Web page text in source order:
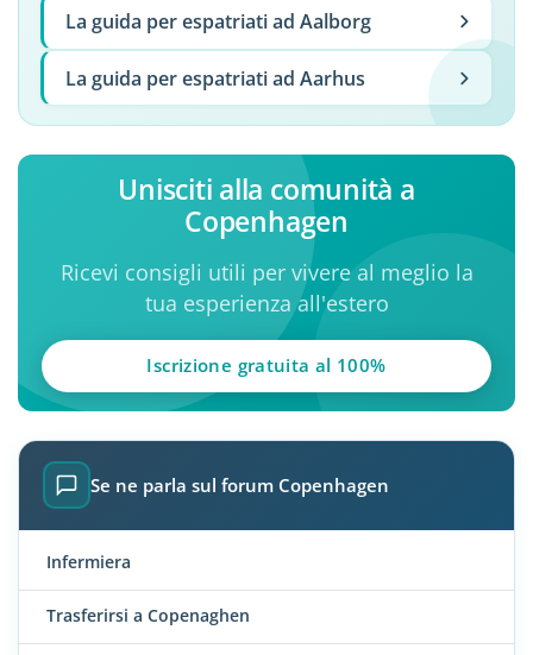
La guida per espatriati ad Aalborg
La guida per espatriati ad Aarhus
Unisciti alla comunità a
Copenhagen
Ricevi consigli utili per vivere al meglio la
tua esperienza all'estero
Iscrizione gratuita al 100%
Se ne parla sul forum Copenhagen
Infermiera
Trasferirsi a Copenaghen